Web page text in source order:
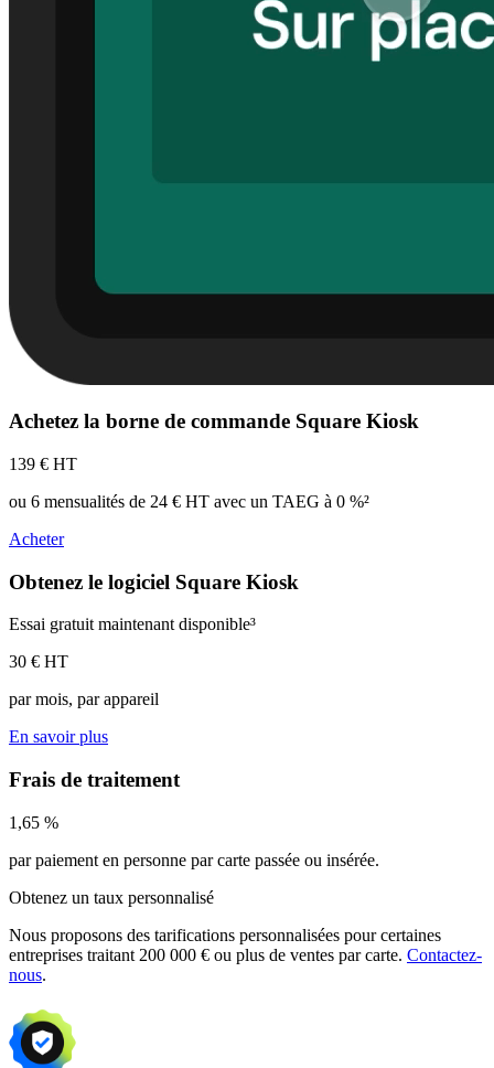
Achetez la borne de commande Square Kiosk
139 € HT
ou 6 mensualités de 24 € HT avec un TAEG à 0 %²
Acheter
Obtenez le logiciel Square Kiosk
Essai gratuit maintenant disponible³
30 € HT
par mois, par appareil
En savoir plus
Frais de traitement
1,65 %
par paiement en personne par carte passée ou insérée.
Obtenez un taux personnalisé
Nous proposons des tarifications personnalisées pour certaines
entreprises traitant 200 000 € ou plus de ventes par carte. Contactez-
nous.